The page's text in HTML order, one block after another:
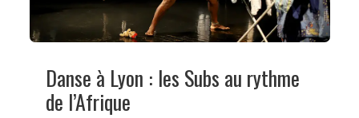
Danse à Lyon : les Subs au rythme
de l’Afrique